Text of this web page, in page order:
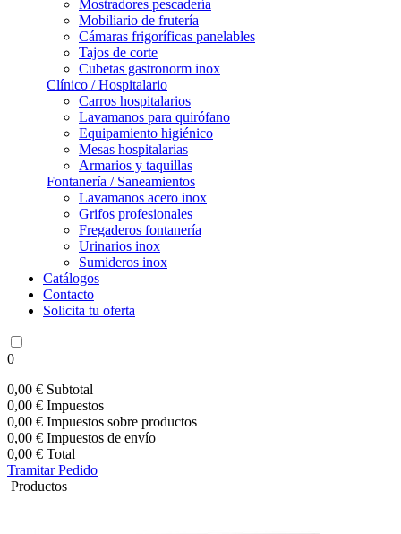
Mostradores pescadería
Mobiliario de frutería
Cámaras frigoríficas panelables
Tajos de corte
Cubetas gastronorm inox
Clínico / Hospitalario
Carros hospitalarios
Lavamanos para quirófano
Equipamiento higiénico
Mesas hospitalarias
Armarios y taquillas
Fontanería / Saneamientos
Lavamanos acero inox
Grifos profesionales
Fregaderos fontanería
Urinarios inox
Sumideros inox
Catálogos
Contacto
Solicita tu oferta
0
0,00 € Subtotal
0,00 € Impuestos
0,00 € Impuestos sobre productos
0,00 € Impuestos de envío
0,00 € Total
Tramitar Pedido
Productos